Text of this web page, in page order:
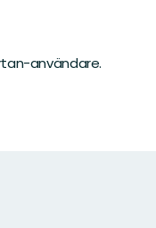
användare.